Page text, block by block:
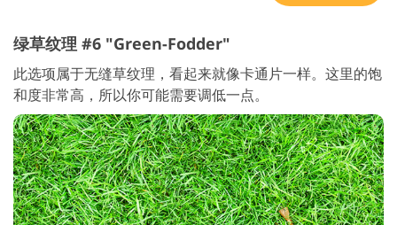
绿草纹理 #6 "Green-Fodder"
此选项属于无缝草纹理，看起来就像卡通片一样。这里的饱
和度非常高，所以你可能需要调低一点。